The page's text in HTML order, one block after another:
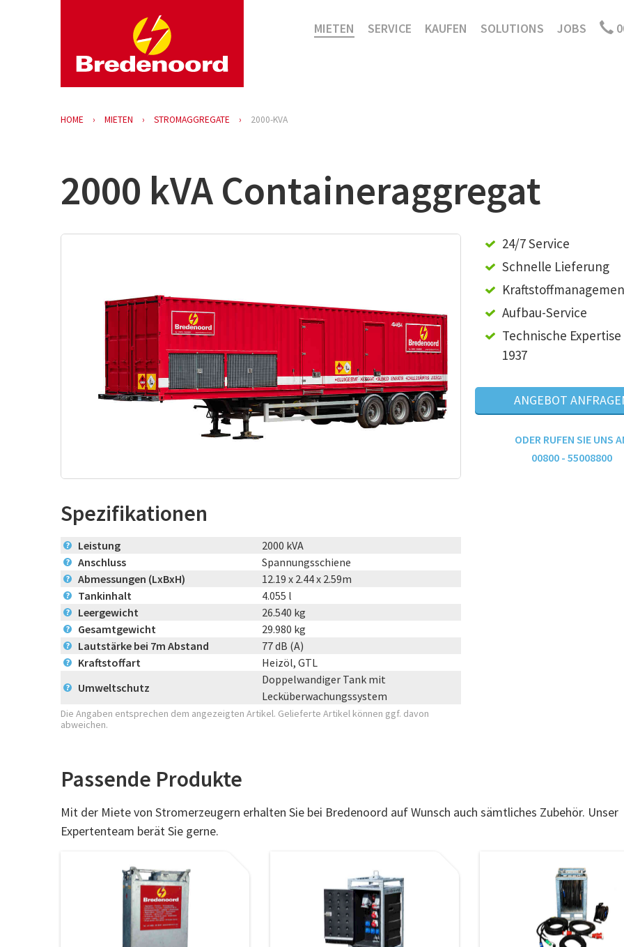
MIETEN SERVICE KAUFEN SOLUTIONS JOBS
HOME MIETEN STROMAGGREGATE 2000-KVA
2000 kVA Containeraggregat
ANGEBOT
ODER RUFEN SIE UNS
00800 - 55008800
24/7 Service
Schnelle Lieferung
Aufbau-Service
Technische
1937
Spezifikationen
? Leistung 2000 kVA
? Anschluss Spannungsschiene
? Abmessungen (LxBxH) 12.19 x 2.44 x 2.59m
? Tankinhalt 4.055 l
? Leergewicht 26.540 kg
? Gesamtgewicht 29.980 kg
? Lautstärke bei 7m Abstand 77 dB (A)
? Kraftstoffart Heizöl, GTL
? Umweltschutz
Doppelwandiger Tank mit
Lecküberwachungssystem
Die Angaben entsprechen dem angezeigten Artikel. Gelieferte Artikel können ggf. davon
abweichen.
Passende Produkte
Mit der Miete von Stromerzeugern erhalten Sie bei Bredenoord auf Wunsch auch sämtliches Zubehör. Unser
Expertenteam berät Sie gerne.